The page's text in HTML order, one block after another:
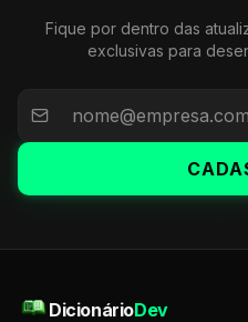
Fique por dentro das
exclusivas para
DicionárioDev